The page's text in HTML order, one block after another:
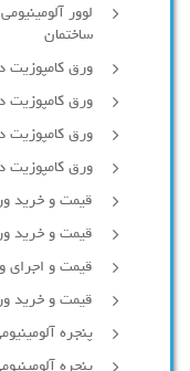
لوور
ساختمان
ورق کامپوزیت
ورق کامپوزیت
ورق کامپوزیت
ورق کامپوزیت
قیمت و خرید
قیمت و خرید
قیمت و اجرای
قیمت و خرید
پنجره
پنجره